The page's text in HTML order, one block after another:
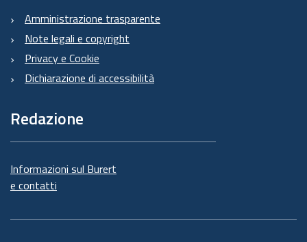
Amministrazione trasparente
Note legali e copyright
Privacy e Cookie
Dichiarazione di accessibilità
Redazione
Informazioni sul Burert
e contatti